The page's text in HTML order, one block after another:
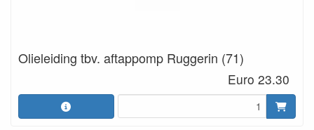
Olieleiding tbv. aftappomp Ruggerin (71)
Euro 23.30